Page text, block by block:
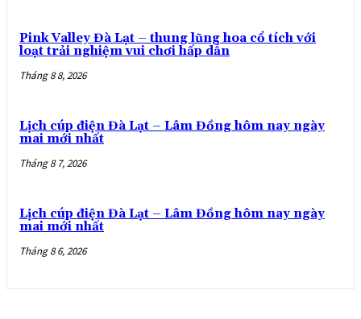
Pink Valley Đà Lạt – thung lũng hoa cổ tích với
loạt trải nghiệm vui chơi hấp dẫn
Tháng 8 8, 2026
Lịch cúp điện Đà Lạt – Lâm Đồng hôm nay ngày
mai mới nhất
Tháng 8 7, 2026
Lịch cúp điện Đà Lạt – Lâm Đồng hôm nay ngày
mai mới nhất
Tháng 8 6, 2026